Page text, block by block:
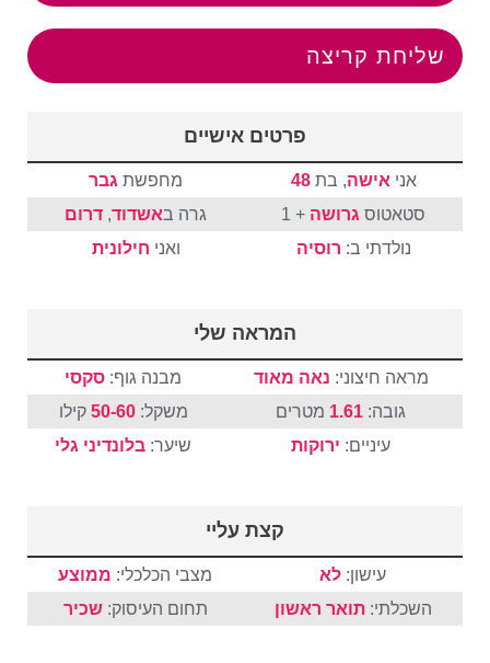
שליחת קריצה
פרטים אישיים
אני אישה, בת48 מחפשת גבר
סטאטוס גרושה + 1 גרה באשדוד, דרום
נולדתי ב: רוסיה ואני חילונית
המראה שלי
מראה חיצוני: נאה מאוד מבנה גוף: סקסי
גובה: 1.61 מטרים משקל:50-60 קילו
עיניים: ירוקות שיער: בלונדיני גלי
קצת עליי
עישון: לא מצבי הכלכלי: ממוצע
השכלתי:תואר ראשון תחום העיסוק:שכיר